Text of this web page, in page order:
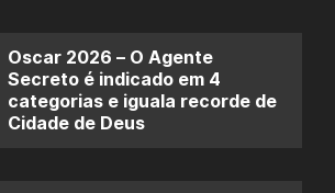
Oscar 2026 – O Agente
Secreto é indicado em 4
categorias e iguala recorde de
Cidade de Deus